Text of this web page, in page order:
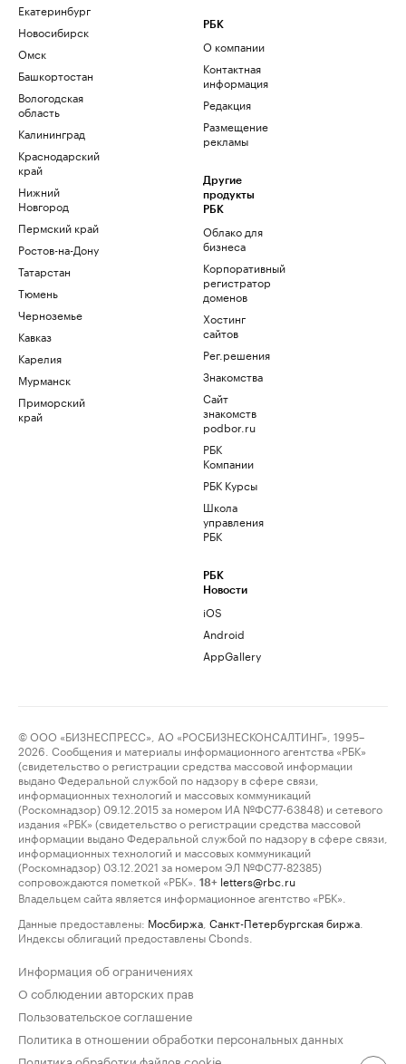
Екатеринбург
Новосибирск
Омск
Башкортостан
Вологодская
область
Калининград
Краснодарский
край
Нижний
Новгород
Пермский край
Ростов-на-Дону
Татарстан
Тюмень
Черноземье
Кавказ
Карелия
Мурманск
Приморский
край
РБК
О компании
Контактная
информация
Редакция
Размещение
рекламы
Другие
продукты
РБК
Облако для
бизнеса
Корпоративный
регистратор
доменов
Хостинг
сайтов
Рег.решения
Знакомства
Сайт
знакомств
podbor.ru
РБК
Компании
РБК Курсы
Школа
управления
РБК
РБК
Новости
iOS
Android
AppGallery
© ООО «БИЗНЕСПРЕСС», АО «РОСБИЗНЕСКОНСАЛТИНГ», 1995–
2026. Сообщения и материалы информационного агентства «РБК»
(свидетельство о регистрации средства массовой информации
выдано Федеральной службой по надзору в сфере связи,
информационных технологий и массовых коммуникаций
(Роскомнадзор) 09.12.2015 за номером ИА №ФС77-63848) и сетевого
издания «РБК» (свидетельство о регистрации средства массовой
информации выдано Федеральной службой по надзору в сфере связи,
информационных технологий и массовых коммуникаций
(Роскомнадзор) 03.12.2021 за номером ЭЛ №ФС77-82385)
сопровождаются пометкой «РБК».
18+ letters@rbc.ru
Владельцем сайта является информационное агентство «РБК».
Данные предоставлены: Мосбиржа Санкт-Петербургская биржа
Индексы облигаций предоставлены Cbonds.
Информация об ограничениях
О соблюдении авторских прав
Пользовательское соглашение
Политика в отношении обработки персональных данных